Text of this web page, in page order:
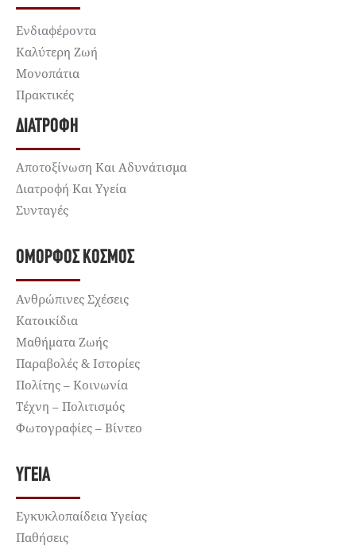
Ενδιαφέροντα
Καλύτερη Ζωή
Μονοπάτια
Πρακτικές
ΔΙΑΤΡΟΦΉ
Αποτοξίνωση Και Αδυνάτισμα
Διατροφή Και Υγεία
Συνταγές
ΌΜΟΡΦΟΣ ΚΌΣΜΟΣ
Ανθρώπινες Σχέσεις
Κατοικίδια
Μαθήματα Ζωής
Παραβολές & Ιστορίες
Πολίτης – Κοινωνία
Τέχνη – Πολιτισμός
Φωτογραφίες – Βίντεο
ΥΓΕΊΑ
Εγκυκλοπαίδεια Υγείας
Παθήσεις